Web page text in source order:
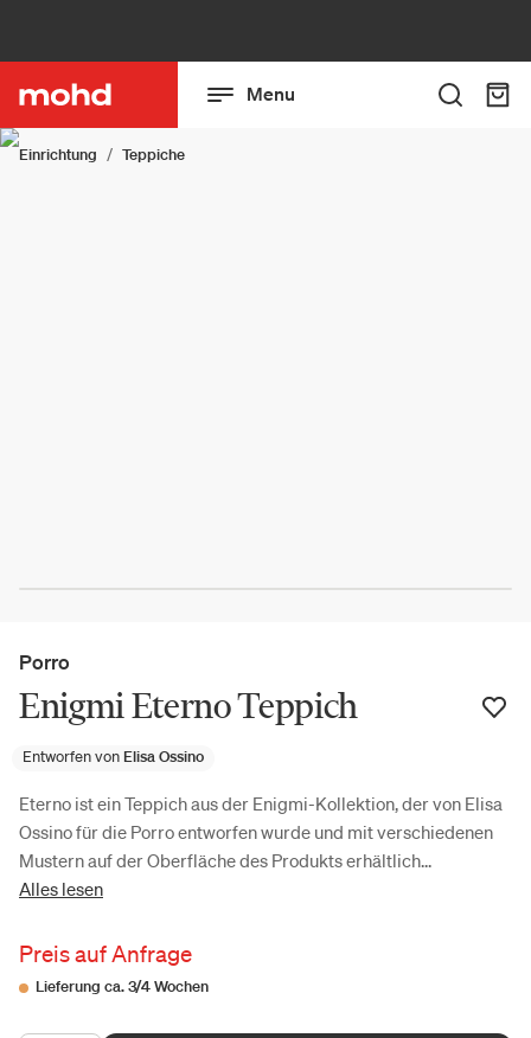
Menu
Einrichtung Teppiche
Porro
Enigmi Eterno Teppich
Entworfen von Elisa Ossino
Eterno ist ein Teppich aus der Enigmi-Kollektion, der von Elisa
Ossino für die Porro entworfen wurde und mit verschiedenen
Mustern auf der Oberfläche des Produkts erhältlich...
Alles lesen
Preis auf Anfrage
Lieferung ca. 3/4 Wochen